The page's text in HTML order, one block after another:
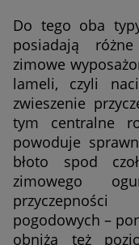
Do tego oba
posiadają
zimowe
lameli, czyli
zwieszenie
tym centralne
powoduje
błoto spod
zimowego
pogodowych –
obniża też